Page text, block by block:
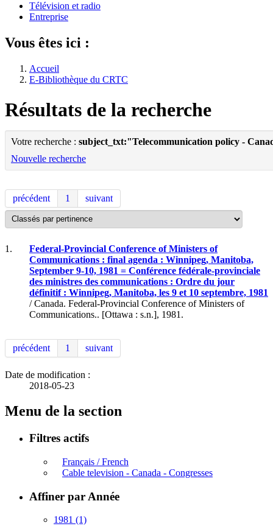
Télévision et radio
Entreprise
Vous êtes ici :
Accueil
E-Bibliothèque du CRTC
Résultats de la recherche
Votre recherche : subject_txt:"Telecommunication policy -
Nouvelle recherche
précédent 1 suivant
1.
Federal-Provincial Conference of Ministers of
Communications : final agenda : Winnipeg, Manitoba,
September 9-10, 1981 = Conférence fédérale-provinciale
des ministres des communications : Ordre du jour
définitif : Winnipeg, Manitoba, les 9 et 10 septembre, 1981
/ Canada. Federal-Provincial Conference of Ministers of
Communications.. [Ottawa : s.n.], 1981.
précédent 1 suivant
Date de modification :
2018-05-23
Menu de la section
Filtres actifs
Français / French
Cable television - Canada - Congresses
Affiner par Année
1981 (1)